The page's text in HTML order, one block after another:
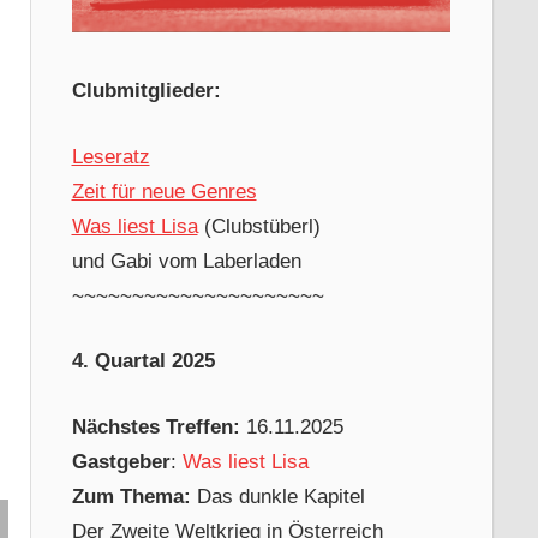
Clubmitglieder:
Leseratz
Zeit für neue Genres
Was liest Lisa(Clubstüberl)
und Gabi vom Laberladen
~~~~~~~~~~~~~~~~~~~~~
4. Quartal 2025
Nächstes Treffen: 16.11.2025
Gastgeber: Was liest Lisa
Zum Thema: Das dunkle Kapitel
Der Zweite Weltkrieg in Österreich